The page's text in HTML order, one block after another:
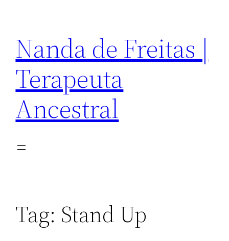
conteúdo
Nanda de Freitas |
Terapeuta
Ancestral
Tag: Stand Up